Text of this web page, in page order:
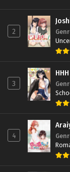
2
3
4